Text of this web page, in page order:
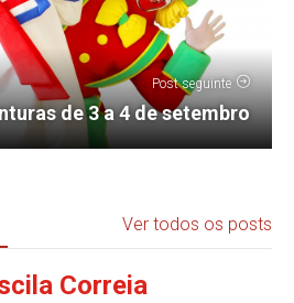
Post seguinte
de 3 a 4 de setembro
Ver todos os posts
Correia